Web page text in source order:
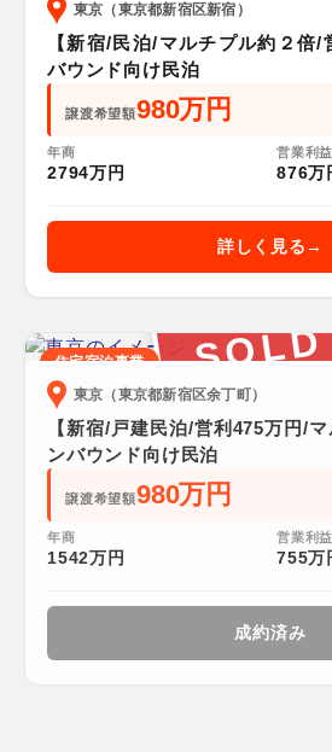
東京（東京都新宿区新宿）
【新宿/民泊/マルチプル約２倍
バウンド向け民泊
譲渡希望額980万円
年商
2794万円
営業利益
876万
詳しく見る
SOLD
住宅宿泊事業
東京（東京都新宿区余丁町）
【新宿/戸建民泊/営利475万円/
ンバウンド向け民泊
譲渡希望額980万円
年商
1542万円
営業利益
755万
成約済み